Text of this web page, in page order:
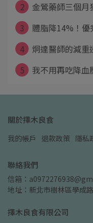
2
金鶯藥師三個月
3
體脂降14%！優
4
炯達醫師的減重
5
我不用再吃降
關於擇木良食
我的帳戶 退款政策 隱私
聯絡我們
信箱：
地址：新北市樹林區學成
擇木良食有限公司